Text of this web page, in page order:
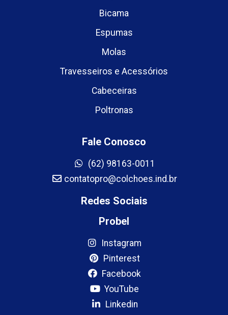
Bicama
Espumas
Molas
Travesseiros e Acessórios
Cabeceiras
Poltronas
Fale Conosco
(62) 98163-0011
contatopro@colchoes.ind.br
Redes Sociais
Probel
Instagram
Pinterest
Facebook
YouTube
Linkedin